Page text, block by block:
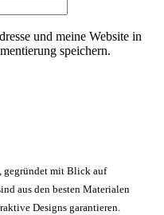
und meine Website in
speichern.
gegründet mit Blick auf
aus den besten Materialen
Designs garantieren.